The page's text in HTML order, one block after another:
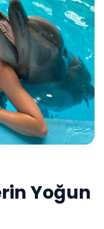
Yoğun